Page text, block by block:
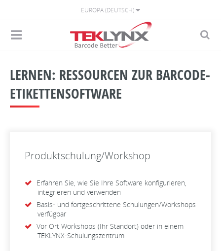
EUROPA (DEUTSCH)
LERNEN: RESSOURCEN ZUR BARCODE-
ETIKETTENSOFTWARE
Produktschulung/Workshop
Erfahren Sie, wie Sie Ihre Software konfigurieren,
integrieren und verwenden
Basis- und fortgeschrittene Schulungen/Workshops
verfügbar
Vor Ort Workshops (Ihr Standort) oder in einem
TEKLYNX-Schulungszentrum